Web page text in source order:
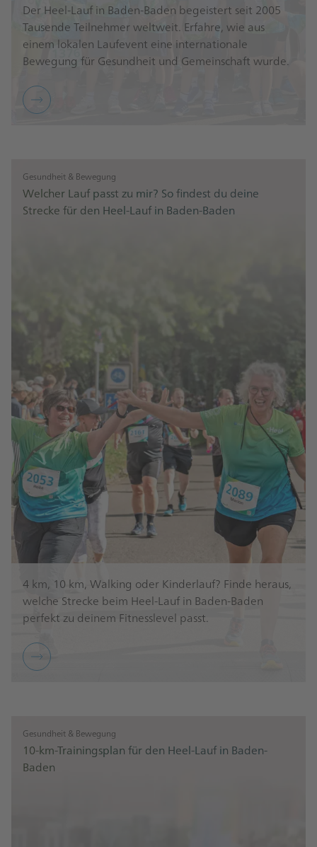
Der Heel-Lauf in Baden-Baden begeistert seit 2005
Tausende Teilnehmer weltweit. Erfahre, wie aus
einem lokalen Laufevent eine internationale
Bewegung für Gesundheit und Gemeinschaft wurde.
Gesundheit & Bewegung
Welcher Lauf passt zu mir? So findest du deine
Strecke für den Heel-Lauf in Baden-Baden
4 km, 10 km, Walking oder Kinderlauf? Finde heraus,
welche Strecke beim Heel-Lauf in Baden-Baden
perfekt zu deinem Fitnesslevel passt.
Gesundheit & Bewegung
10-km-Trainingsplan für den Heel-Lauf in Baden-
Baden